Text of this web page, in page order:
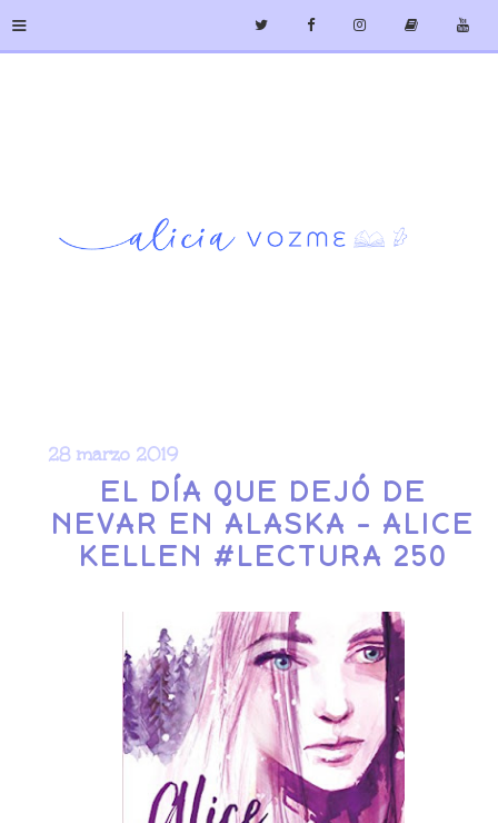
≡
28 marzo 2019
EL DÍA QUE DEJÓ DE
NEVAR EN ALASKA - ALICE
KELLEN #LECTURA 250